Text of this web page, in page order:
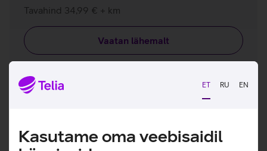
ET RU EN
Kasutame oma veebisaidil
Tavahind 34,99 € + km
Vaatan lähemalt